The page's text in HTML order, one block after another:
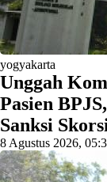
yogyakarta
Unggah
Pasien
Sanksi
8 Agustus 2026,